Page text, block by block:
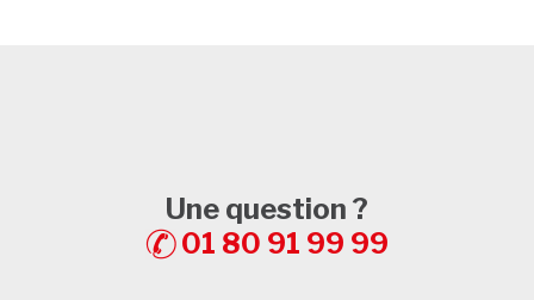
Une question ?
01 80 91 99 99